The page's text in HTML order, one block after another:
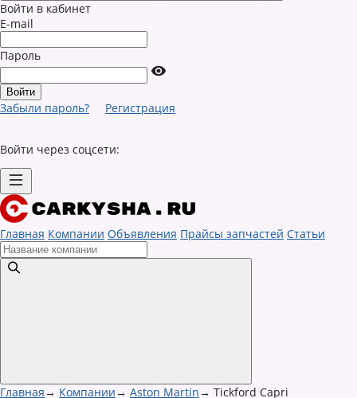
Войти в кабинет
E-mail
Пароль
Забыли пароль? Регистрация
Войти через соцсети:
Главная Компании Объявления Прайсы запчастей Статьи
Главная→ Компании→ Aston Martin→ Tickford Capri